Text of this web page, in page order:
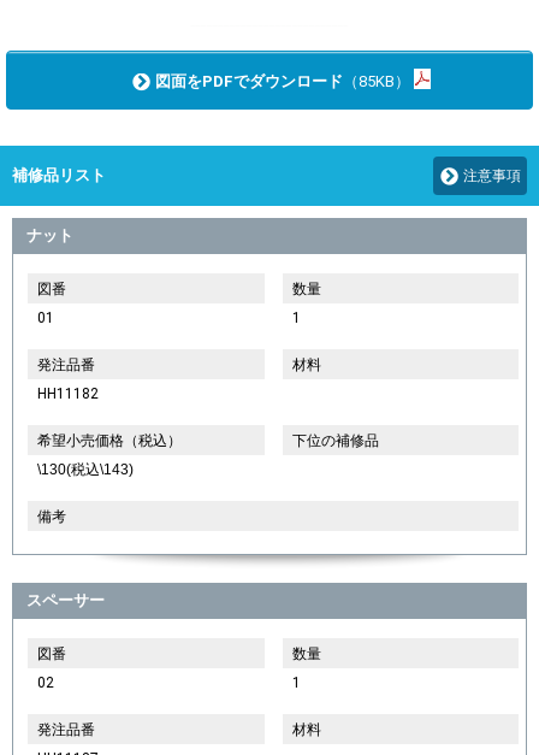
図面をPDFでダウンロード （85KB）
補修品リスト 注意事項
ナット
図番
01
数量
1
発注品番
HH11182
材料
希望小売価格（税込）
\130(税込\143)
下位の補修品
備考
スペーサー
図番
02
数量
1
発注品番
材料